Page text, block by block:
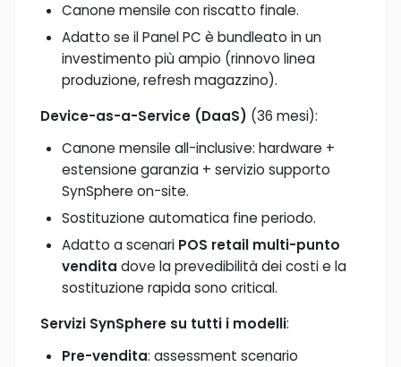
Canone mensile con riscatto finale.
Adatto se il Panel PC è bundleato in un
investimento più ampio (rinnovo linea
produzione, refresh magazzino).
Device-as-a-Service (DaaS) (36 mesi):
Canone mensile all-inclusive: hardware +
estensione garanzia + servizio supporto
SynSphere on-site.
Sostituzione automatica fine periodo.
Adatto a scenari POS retail multi-punto
vendita dove la prevedibilità dei costi e la
sostituzione rapida sono critical.
Servizi SynSphere su tutti i modelli:
Pre-vendita: assessment scenario